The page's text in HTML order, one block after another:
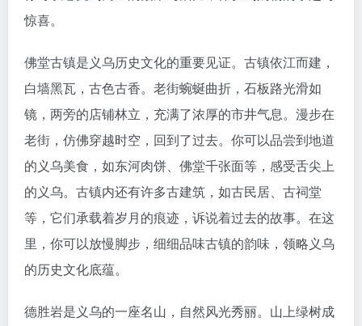
惊喜。
佛堂古镇是义乌历史文化的重要见证。古镇依江而建，
白墙黑瓦，古色古香。老街蜿蜒曲折，石板路光滑如
镜，两旁的店铺林立，充满了浓厚的市井气息。漫步在
老街，仿佛穿越时空，回到了过去。你可以品尝到地道
的义乌美食，如东河肉饼、佛堂千张面等，感受舌尖上
的义乌。古镇内还有许多古建筑，如古民居、古祠堂
等，它们承载着岁月的痕迹，诉说着过去的故事。在这
里，你可以放慢脚步，细细品味古镇的韵味，领略义乌
的历史文化底蕴。
德胜岩是义乌的一座名山，自然风光秀丽。山上绿树成